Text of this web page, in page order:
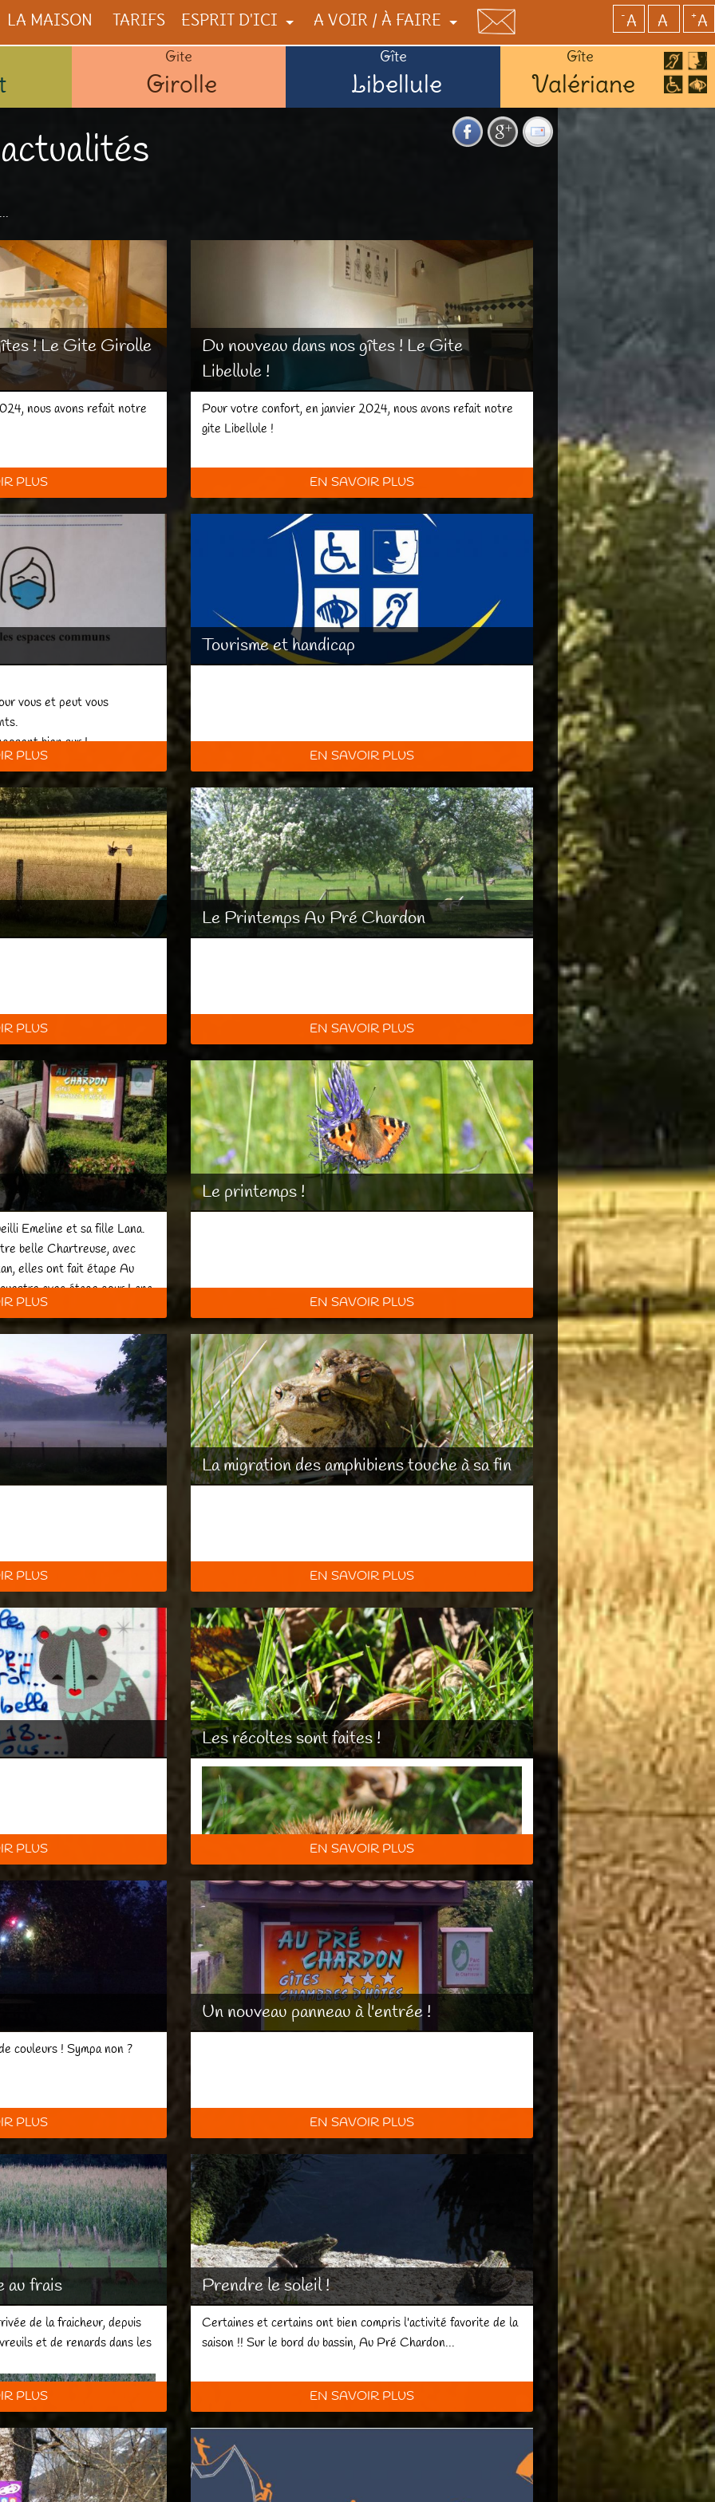
LA MAISON TARIFS ESPRIT D'ICI
NOUS
LA CONSTRUCTION
A VOIR / À FAIRE
A FAIRE
COMMERCES / SERVICES
-A A +A
Gite
Girolle
Gîte
Libellule
Gîte
Valériane
! Le Gite Girolle
nous avons refait notre
PLUS
Du nouveau dans nos gîtes ! Le Gite
Libellule !
Pour votre confort, en janvier 2024, nous avons refait notre
gite Libellule !
EN SAVOIR PLUS
vous et peut vous
bien sur !
PLUS
Tourisme et handicap
EN SAVOIR PLUS
PLUS
Le Printemps Au Pré Chardon
EN SAVOIR PLUS
Emeline et sa fille Lana.
belle Chartreuse, avec
elles ont fait étape Au
avec étape pour Lana
nous. Ce fût un vrai régal
PLUS
Le printemps !
EN SAVOIR PLUS
PLUS
La migration des amphibiens touche à sa fin
EN SAVOIR PLUS
PLUS
Les récoltes sont faites !
EN SAVOIR PLUS
couleurs ! Sympa non ?
PLUS
Un nouveau panneau à l'entrée !
EN SAVOIR PLUS
au frais
de la fraicheur, depuis
et de renards dans les
PLUS
Prendre le soleil !
Certaines et certains ont bien compris l'activité favorite de la
saison !! Sur le bord du bassin, Au Pré Chardon...
EN SAVOIR PLUS